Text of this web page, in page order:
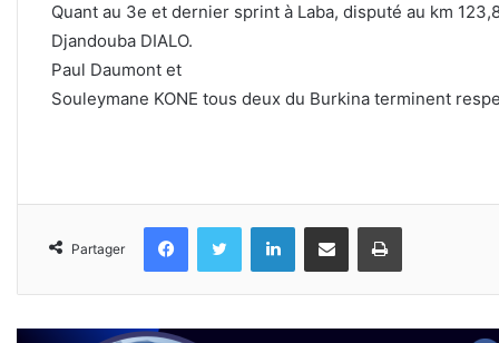
Quant au 3e et dernier sprint à Laba, disputé au km
Djandouba DIALO.
Paul Daumont et
Souleymane KONE tous deux du Burkina terminent
Partager
FacebookTwitter LinkedinPartager par email Imprimer